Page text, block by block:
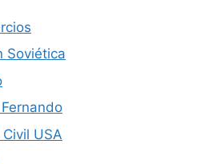
Soviética
USA